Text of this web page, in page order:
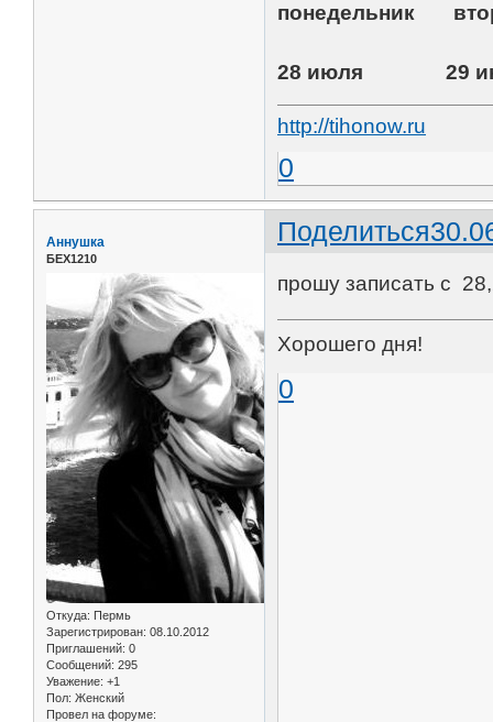
28 июля 29
http://tihonow.ru
0
Поделиться
Аннушка
БЕХ1210
Откуда: Пермь
Зарегистрирован: 08.10.2012
Приглашений: 0
Сообщений: 295
Уважение: +1
Пол: Женский
Провел на форуме:
прошу записать с
Хорошего дня!
0